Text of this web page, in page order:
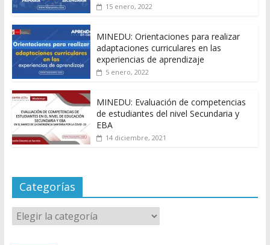
15 enero, 2022
MINEDU: Orientaciones para realizar
adaptaciones curriculares en las
experiencias de aprendizaje
5 enero, 2022
MINEDU: Evaluación de competencias
de estudiantes del nivel Secundaria y
EBA
14 diciembre, 2021
Categorías
Categorías